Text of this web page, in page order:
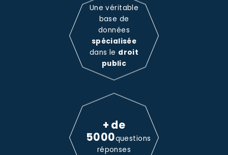
Une véritable
base de
données
spécialisée
dans le droit
public
+ de
5000questions
réponses